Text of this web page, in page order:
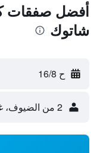
أفضل صفقات
شاتوك
ح 16/8
2 من الضيوف، غرفة واحدة